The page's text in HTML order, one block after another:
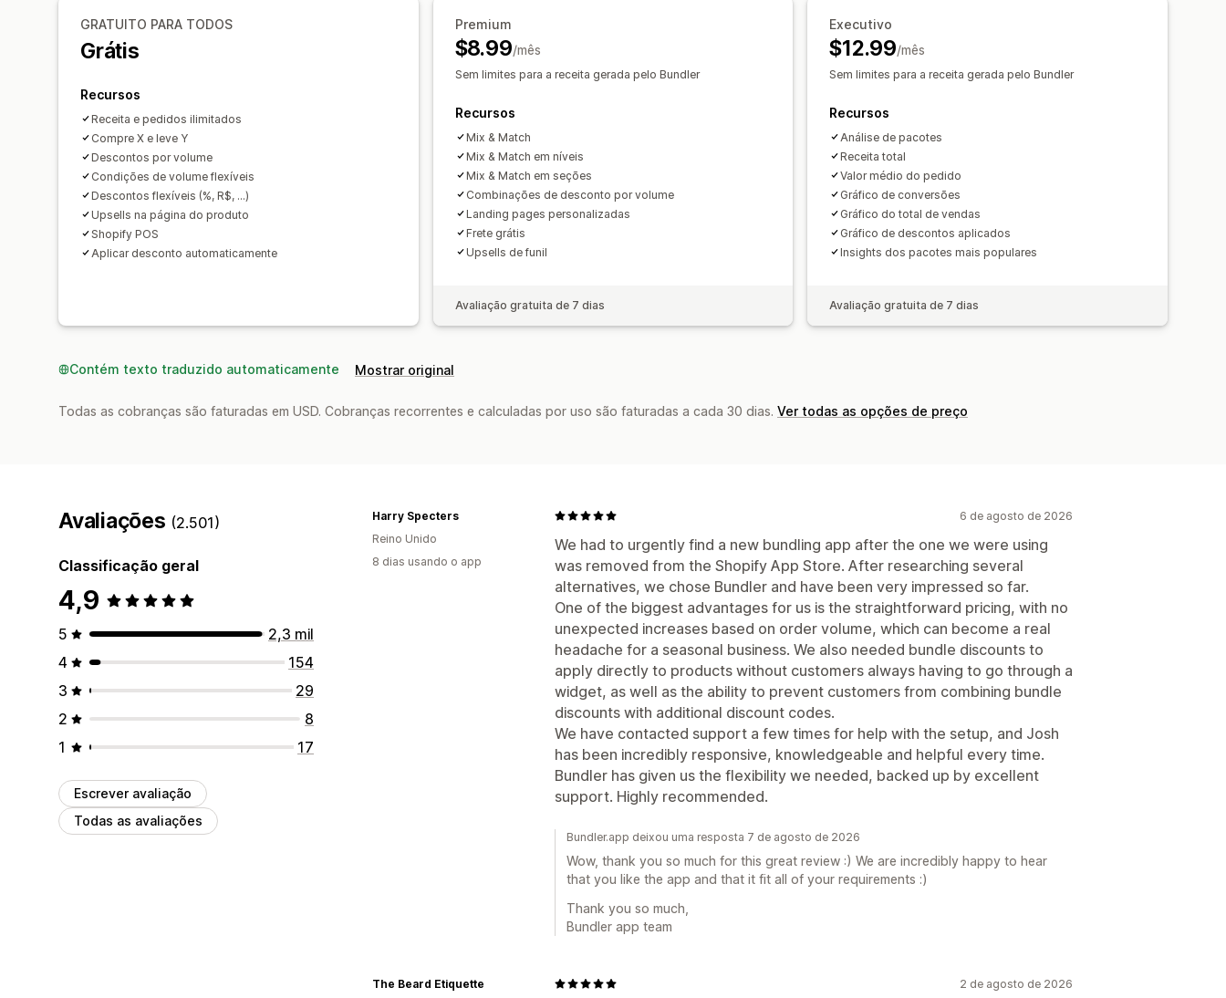
Descontos fixos Descontos percentuais
"Compre um e leve dois"
Assinaturas Preços em massa Preços de atacado
Preços dinâmicos
Descontos por volume
Análises
Desempenho da recomendação
GRATUITO PARA TODOS
Grátis
Recursos
Receita e pedidos ilimitados
Compre X e leve Y
Descontos por volume
Condições de volume flexíveis
Descontos flexíveis (%, R$, ...)
Upsells na página do produto
Shopify POS
Aplicar desconto automaticamente
Premium
$8.99/mês
Sem limites para a receita gerada pelo Bundler
Recursos
Mix & Match
Mix & Match em níveis
Mix & Match em seções
Combinações de desconto por volume
Landing pages personalizadas
Frete grátis
Upsells de funil
Avaliação gratuita de 7 dias
Executivo
$12.99/mês
Sem limites para a receita gerada pelo Bundler
Recursos
Análise de pacotes
Receita total
Valor médio do pedido
Gráfico de conversões
Gráfico do total de vendas
Gráfico de descontos aplicados
Insights dos pacotes mais populares
Avaliação gratuita de 7 dias
Contém texto traduzido automaticamente Mostrar original
Todas as cobranças são faturadas em USD. Cobranças recorrentes e calculadas por uso são faturadas a cada 30 dias. Ver todas as opções de preço
Avaliações (2.501)
Classificação geral
4,9
5
2,3 mil
4
154
3
29
2
8
1
17
Escrever avaliação
Todas as avaliações
6 de agosto de 2026
We had to urgently find a new bundling app after the one we were using
was removed from the Shopify App Store. After researching several
alternatives, we chose Bundler and have been very impressed so far.
One of the biggest advantages for us is the straightforward pricing, with no
unexpected increases based on order volume, which can become a real
headache for a seasonal business. We also needed bundle discounts to
apply directly to products without customers always having to go through a
widget, as well as the ability to prevent customers from combining bundle
discounts with additional discount codes.
We have contacted support a few times for help with the setup, and Josh
has been incredibly responsive, knowledgeable and helpful every time.
Bundler has given us the flexibility we needed, backed up by excellent
support. Highly recommended.
Harry Specters
Reino Unido
8 dias usando o app
Bundler.app deixou uma resposta 7 de agosto de 2026
Wow, thank you so much for this great review :) We are incredibly happy to hear
that you like the app and that it fit all of your requirements :)
Thank you so much,
Bundler app team
2 de agosto de 2026
The Beard Etiquette